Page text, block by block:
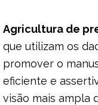
Agricultura de
que utilizam os
promover o
eficiente e
visão mais ampla